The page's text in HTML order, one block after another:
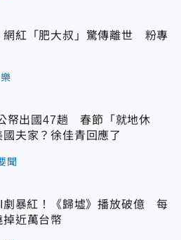
網紅「肥大叔」驚傳離世 粉專
帑出國47趟 春節「就地休
夫家？徐佳青回應了
聞
劇暴紅！《歸墟》播放破億 每
掉近萬台幣